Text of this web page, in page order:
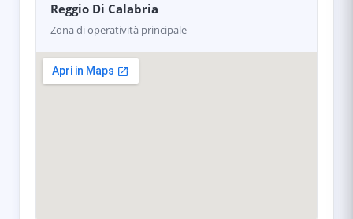
Reggio Di Calabria
Zona di operatività principale